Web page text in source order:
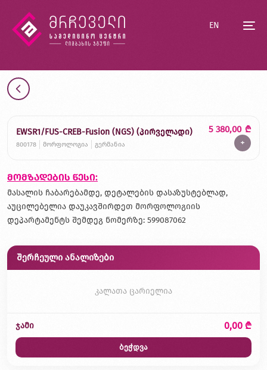
EN
EWSR1/FUS-CREB-Fusion (NGS) (პირველადი)
800178 მორფოლოგია გერმანია
5 380,00 ₾
+
მომზადების წესი:
მასალის ჩაბარებამდე, დეტალების დასაზუსტებლად,
აუცილებელია დაუკავშირდეთ მორფოლოგიის
დეპარტამენტს შემდეგ ნომერზე: 599087062
შერჩეული ანალიზები
კალათა ცარიელია
ჯამი 0,00 ₾
ბეჭდვა